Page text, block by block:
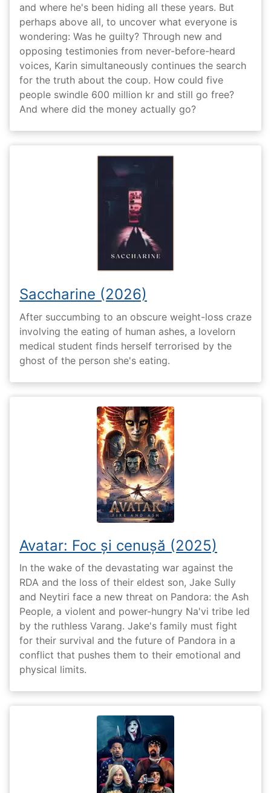
and where he's been hiding all these years. But
perhaps above all, to uncover what everyone is
wondering: Was he guilty? Through new and
opposing testimonies from never-before-heard
voices, Karin simultaneously continues the search
for the truth about the coup. How could five
people swindle 600 million kr and still go free?
And where did the money actually go?
Saccharine (2026)
After succumbing to an obscure weight-loss craze
involving the eating of human ashes, a lovelorn
medical student finds herself terrorised by the
ghost of the person she's eating.
Avatar: Foc și cenușă (2025)
In the wake of the devastating war against the
RDA and the loss of their eldest son, Jake Sully
and Neytiri face a new threat on Pandora: the Ash
People, a violent and power-hungry Na'vi tribe led
by the ruthless Varang. Jake's family must fight
for their survival and the future of Pandora in a
conflict that pushes them to their emotional and
physical limits.